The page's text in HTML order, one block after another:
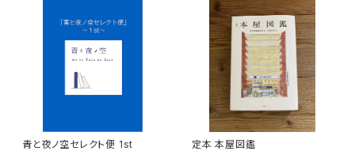
青と夜ノ空セレクト便 1st 定本 本屋図鑑